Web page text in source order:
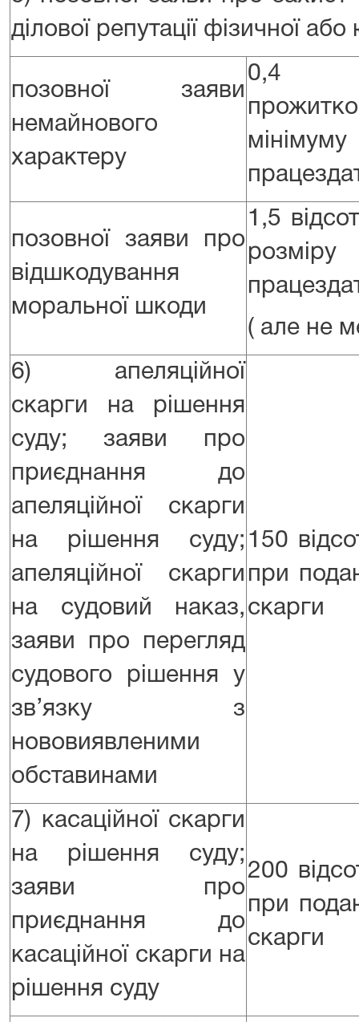
ділової репутації фізичної
позовної заяви
немайнового
характеру
0,4
позовної заяви про
відшкодування
моральної шкоди
1,5
( але не
6) апеляційної
скарги на рішення
суду; заяви про
приєднання до
апеляційної скарги
на рішення суду;
апеляційної скарги
на судовий наказ,
заяви про перегляд
судового рішення у
зв’язку з
нововиявленими
обставинами
150
при
скарги
7) касаційної скарги
на рішення суду;
заяви про
приєднання до
касаційної скарги на
рішення суду
200
при
скарги